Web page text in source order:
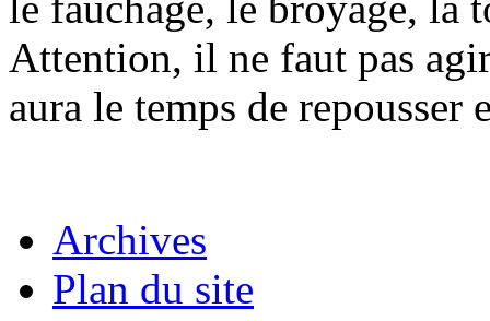
Attention, il ne faut pas
aura le temps de repousser
Archives
Plan du site